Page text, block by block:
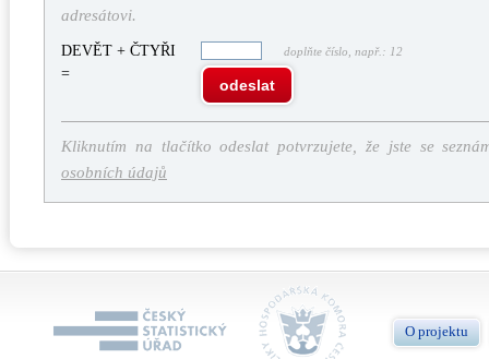
adresátovi.
DEVĚT + ČTYŘI
=
doplňte číslo, např.: 12
odeslat
Kliknutím na tlačítko odeslat potvrzujete, že jste se
osobních údajů
O projektu